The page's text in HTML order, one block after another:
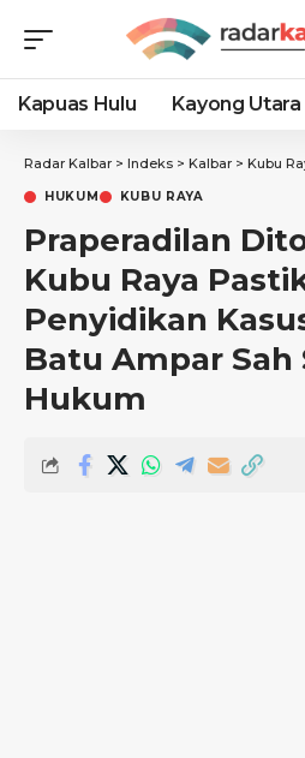
Kapuas Hulu Kayong Utara
Radar Kalbar > Indeks > Kalbar > Kubu
HUKUM KUBU RAYA
Praperadilan
Kubu Raya
Penyidikan
Batu Ampar Sah
Hukum